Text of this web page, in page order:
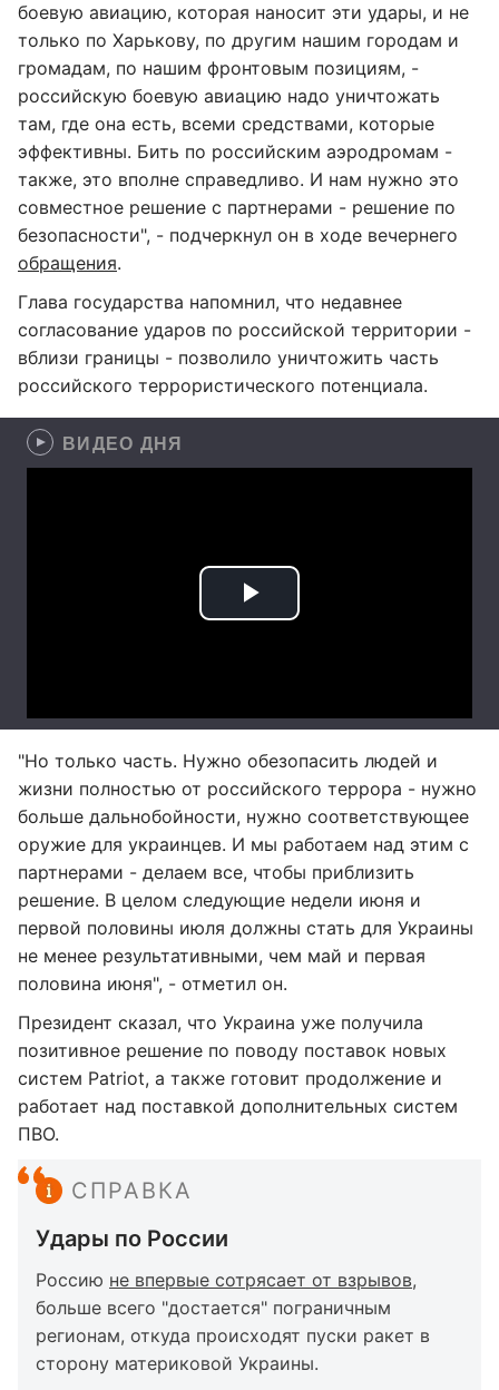
боевую авиацию, которая наносит эти удары, и не
только по Харькову, по другим нашим городам и
громадам, по нашим фронтовым позициям, -
российскую боевую авиацию надо уничтожать
там, где она есть, всеми средствами, которые
эффективны. Бить по российским аэродромам -
также, это вполне справедливо. И нам нужно это
совместное решение с партнерами - решение по
безопасности", - подчеркнул он в ходе вечернего
обращения.
Глава государства напомнил, что недавнее
согласование ударов по российской территории -
вблизи границы - позволило уничтожить часть
российского террористического потенциала.
ВИДЕО ДНЯ
"Но только часть. Нужно обезопасить людей и
жизни полностью от российского террора - нужно
больше дальнобойности, нужно соответствующее
оружие для украинцев. И мы работаем над этим с
партнерами - делаем все, чтобы приблизить
решение. В целом следующие недели июня и
первой половины июля должны стать для Украины
не менее результативными, чем май и первая
половина июня", - отметил он.
Президент сказал, что Украина уже получила
позитивное решение по поводу поставок новых
систем Patriot, а также готовит продолжение и
работает над поставкой дополнительных систем
ПВО.
СПРАВКА
Удары по России
Россию не впервые сотрясает от взрывов,
больше всего "достается" пограничным
регионам, откуда происходят пуски ракет в
сторону материковой Украины.